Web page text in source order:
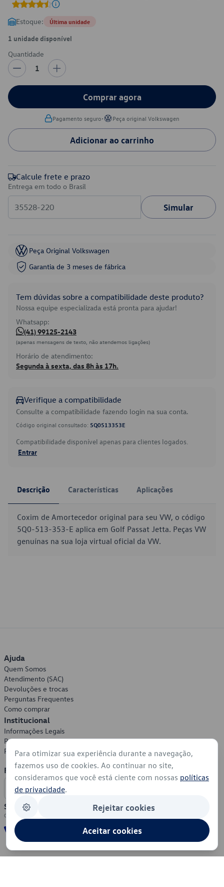
Estoque: Última unidade
1 unidade disponível
Quantidade
1
Comprar agora
Pagamento seguro• Peça original Volkswagen
Adicionar ao carrinho
Calcule frete e prazo
Entrega em todo o Brasil
Simular
Peça Original Volkswagen
Garantia de 3 meses de fábrica
Tem dúvidas sobre a compatibilidade deste produto?
Nossa equipe especializada está pronta para ajudar!
Whatsapp:
(41) 99125-2143
(apenas mensagens de texto, não atendemos ligações)
Horário de atendimento:
Segunda à sexta, das 8h às 17h.
Verifique a compatibilidade
Consulte a compatibilidade fazendo login na sua conta.
Código original consultado: 5Q0513353E
Compatibilidade disponível apenas para clientes logados.
Entrar
Descrição Características Aplicações
Coxim de Amortecedor original para seu VW, o código
5Q0-513-353-E aplica em Golf Passat Jetta. Peças VW
genuínas na sua loja virtual oficial da VW.
Ajuda
Quem Somos
Atendimento (SAC)
Devoluções e trocas
Perguntas Frequentes
Como comprar
Institucional
Informações Legais
Política de Privacidade
Política de Cookies
Formas de Pagamento
Segurança
Para otimizar sua experiência durante a navegação,
fazemos uso de cookies. Ao continuar no site,
consideramos que você está ciente com nossas políticas
de privacidade.
Rejeitar cookies
Aceitar cookies